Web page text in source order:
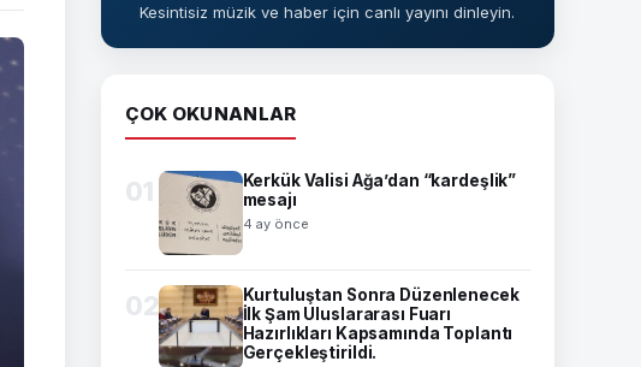
Kesintisiz müzik ve haber için canlı yayını dinleyin.
ÇOK OKUNANLAR
01
Kerkük Valisi Ağa’dan “kardeşlik”
mesajı
4 ay önce
02
Kurtuluştan Sonra Düzenlenecek
İlk Şam Uluslararası Fuarı
Hazırlıkları Kapsamında Toplantı
Gerçekleştirildi.